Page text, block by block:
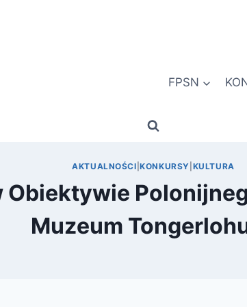
FPSN
AKTUALNOŚCI |KONKURSY KULTURA
Obiektywie
Muzeum